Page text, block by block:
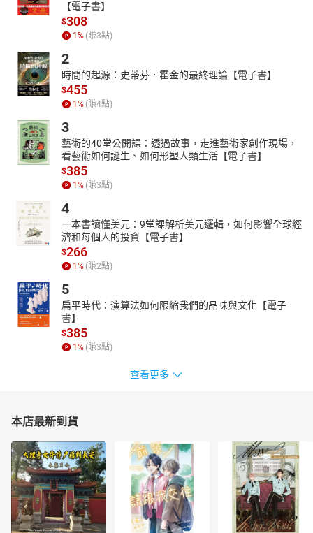
讓正念覺察成為你生活的一部分。
► 61****個正念練習
吉兒．哈森將正念理論轉化為人人可做的「每日練習」，
從觀察呼吸、覺察思緒，到接納情緒與當下，
不談理論，而是從行動出發，讓你從雜亂中找回平靜──
．聲音觀察：在工作壓力爆表時，幫助你不被情緒綁架，迅速回到
．身體掃描：夜晚難以入眠時，感受身體訊號，幫助你釋放緊繃與
疲憊
．思緒書寫：當內心充滿雜訊與批判，用筆記下當下想法，清理內
．五感冥想：在人際緊張或失序時，讓你重新連結當下，緩和身心
反應
．初學者心態：當你面對轉職、關係變動時，幫你放下完美主義與
控制欲，重新出發
．慈悲練習：當你感到失望或憤怒時，練習不評價的善意，看見情
緒背後的需求
．當下觀察：在日常生活中，好好走路、刷牙、等車……建立穩定的
專注力
本書還有更多具體的練習和引導，
無論你在哪個階段，都能幫你建立一種內在的秩序與自我照顧力。
◎ **《1天10分鐘豐盛練習：
行動力》**
人人都想過上更好的生活，
但越關注在自己沒有的，越得不到，
其實，只要看見自己所擁有的，
更能顯化豐盛、吸引好事發生！
★****任何年齡、各種生活型態皆適用，無論你身處人生哪個階段，
【電子書】
$308
1 % (賺3點)
2
時間的起源：史蒂芬．霍金的最終理論【電子書】
$455
1 % (賺4點)
3
藝術的40堂公開課：透過故事，走進藝術家創作現場，
看藝術如何誕生、如何形塑人類生活【電子書】
$385
1 % (賺3點)
4
一本書讀懂美元：9堂課解析美元邏輯，如何影響全球經
濟和每個人的投資【電子書】
$266
1 % (賺2點)
5
扁平時代：演算法如何限縮我們的品味與文化【電子
書】
$385
1 % (賺3點)
查看更多
本店最新到貨